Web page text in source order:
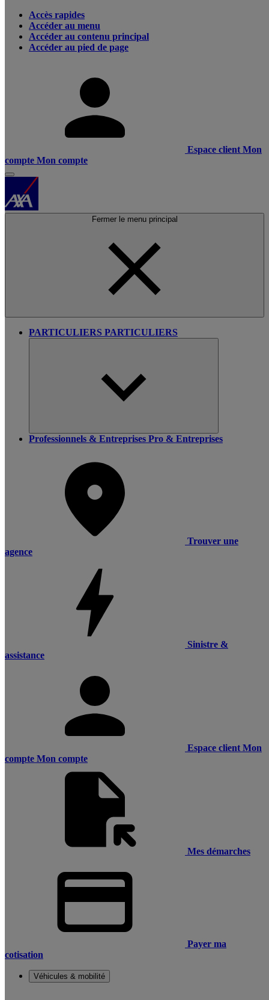
Accès rapides
Accéder au menu
Accéder au contenu principal
Accéder au pied de page
Espace client Mon
compte Mon compte
Fermer le menu principal
PARTICULIERS PARTICULIERS
Professionnels & Entreprises Pro & Entreprises
Trouver une
agence
Sinistre &
assistance
Espace client Mon
compte Mon compte
Mes démarches
Payer ma
cotisation
Véhicules & mobilité